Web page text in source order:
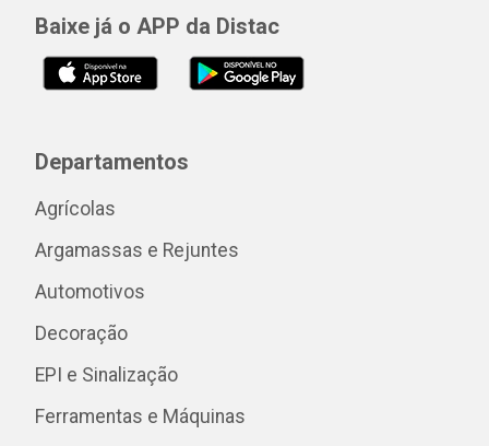
Baixe já o APP da Distac
Departamentos
Agrícolas
Argamassas e Rejuntes
Automotivos
Decoração
EPI e Sinalização
Ferramentas e Máquinas